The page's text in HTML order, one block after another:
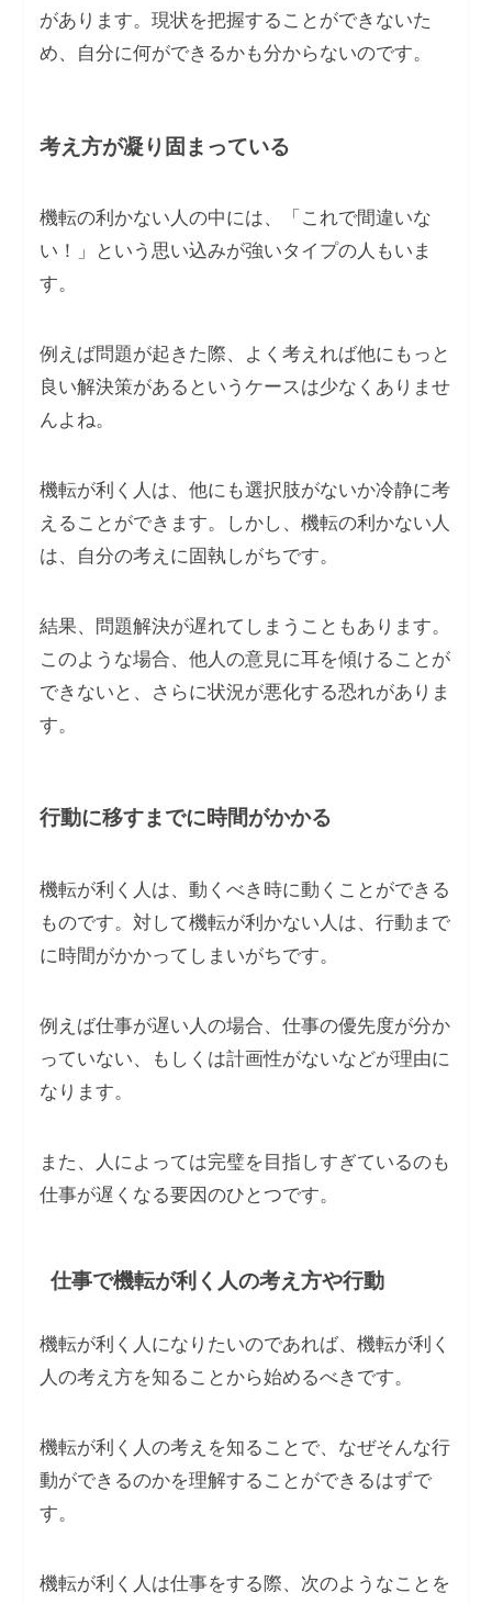
があります。現状を把握することができないた
め、自分に何ができるかも分からないのです。
考え方が凝り固まっている
機転の利かない人の中には、「これで間違いな
い！」という思い込みが強いタイプの人もいま
す。
例えば問題が起きた際、よく考えれば他にもっと
良い解決策があるというケースは少なくありませ
んよね。
機転が利く人は、他にも選択肢がないか冷静に考
えることができます。しかし、機転の利かない人
は、自分の考えに固執しがちです。
結果、問題解決が遅れてしまうこともあります。
このような場合、他人の意見に耳を傾けることが
できないと、さらに状況が悪化する恐れがありま
す。
行動に移すまでに時間がかかる
機転が利く人は、動くべき時に動くことができる
ものです。対して機転が利かない人は、行動まで
に時間がかかってしまいがちです。
例えば仕事が遅い人の場合、仕事の優先度が分か
っていない、もしくは計画性がないなどが理由に
なります。
また、人によっては完璧を目指しすぎているのも
仕事が遅くなる要因のひとつです。
仕事で機転が利く人の考え方や行動
機転が利く人になりたいのであれば、機転が利く
人の考え方を知ることから始めるべきです。
機転が利く人の考えを知ることで、なぜそんな行
動ができるのかを理解することができるはずで
す。
機転が利く人は仕事をする際、次のようなことを